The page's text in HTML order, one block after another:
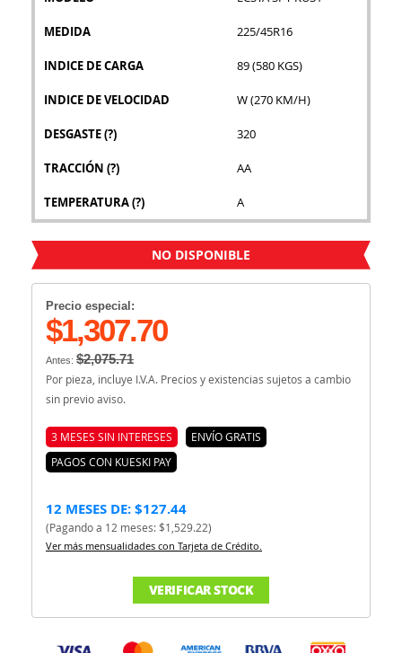
MEDIDA 225/45R16
INDICE DE CARGA 89 (580 KGS)
INDICE DE VELOCIDAD W (270 KM/H)
DESGASTE(?) 320
TRACCIÓN (?) AA
TEMPERATURA(?) A
NO DISPONIBLE
Precio especial:
$1,307.70
Antes: $2,075.71
Por pieza, incluye I.V.A. Precios y existencias sujetos a cambio
sin previo aviso.
3 MESES SIN INTERESES
ENVÍO GRATIS
PAGOS CON KUESKI PAY
12 MESES DE: $127.44
(Pagando a 12 meses: $1,529.22)
Ver más mensualidades con Tarjeta de Crédito.
VERIFICAR STOCK